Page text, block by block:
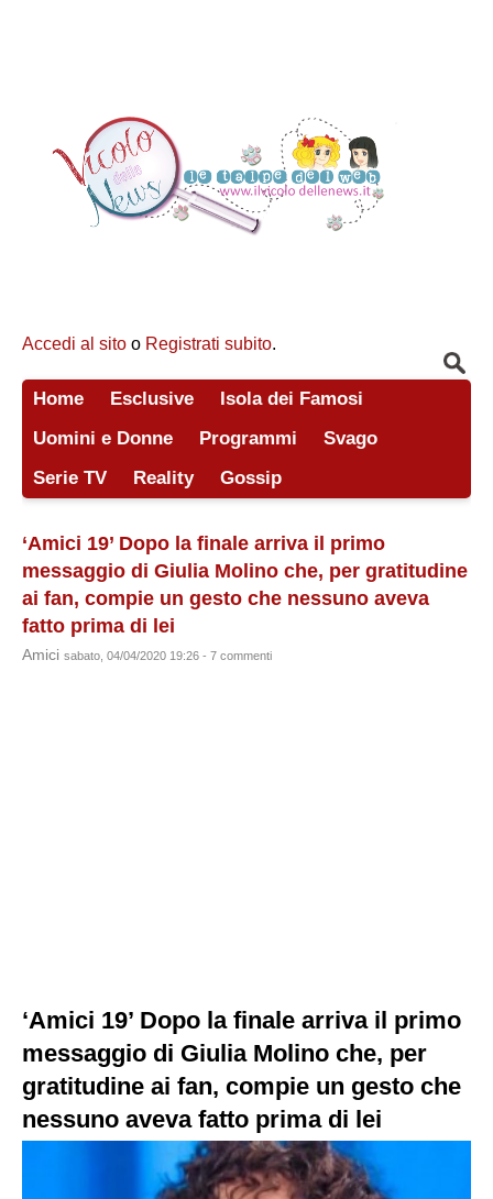
Accedi al sito o Registrati subito.
Home Esclusive
Isola dei Famosi
Uomini e Donne
Programmi
Svago
Serie TV
Reality Gossip
‘Amici 19’ Dopo la finale arriva il primo
messaggio di Giulia Molino che, per gratitudine
ai fan, compie un gesto che nessuno aveva
fatto prima di lei
Amici sabato, 04/04/2020 19:26 - 7 commenti
‘Amici 19’ Dopo la finale arriva il primo
messaggio di Giulia Molino che, per
gratitudine ai fan, compie un gesto che
nessuno aveva fatto prima di lei